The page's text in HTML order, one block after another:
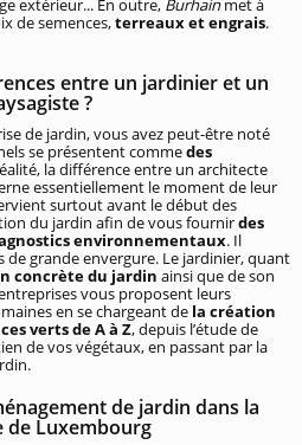
de semences,terreaux et engrais.
entre un jardinier et un
?
de jardin, vous avez peut-être noté
se présentent commedes
la différence entre un architecte
essentiellement le moment de leur
surtout avant le début des
du jardin afin de vous fournirdes
environnementaux. Il
grande envergure. Le jardinier, quant
concrète du jardin ainsi que de son
vous proposent leurs
en se chargeant de la création
verts de A à Z, depuis l’étude de
de vos végétaux, en passant par la
de jardin dans la
de Luxembourg